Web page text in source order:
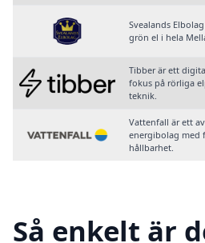
Svealands
grön el i hela
Tibber är ett
fokus på rörliga
teknik.
Vattenfall är ett
energibolag med
hållbarhet.
Så enkelt är